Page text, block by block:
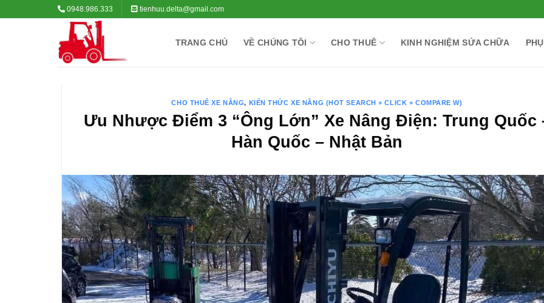
0948.986.333 tienhuu.delta@gmail.com
TRANG CHỦ VỀ CHÚNG TÔI CHO THUÊ KINH NGHIỆM SỬA CHỮA
CHO THUÊ XE NÂNG, KIẾN THỨC XE NÂNG (HOT SEARCH + CLICK + COMPARE W)
Ưu Nhược Điểm 3 “Ông Lớn” Xe Nâng Điện: Trung Quốc
Hàn Quốc – Nhật Bản